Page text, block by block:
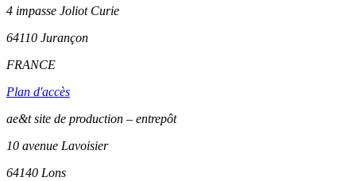
4 impasse Joliot Curie
64110 Jurançon
FRANCE
Plan d'accès
ae&t site de production – entrepôt
10 avenue Lavoisier
64140 Lons